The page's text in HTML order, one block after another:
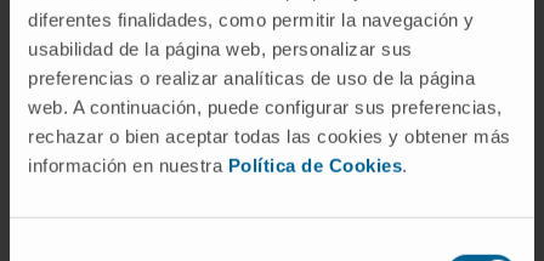
diferentes finalidades, como permitir la navegación y
usabilidad de la página web, personalizar sus
preferencias o realizar analíticas de uso de la página
web. A continuación, puede configurar sus preferencias,
rechazar o bien aceptar todas las cookies y obtener más
información en nuestra Política de Cookies.
bilateralidad en más de la mitad de los casos.
Preguntas frecuentes
¿Qué significa «poplíteo»?
Procede del latínpoples, poplitis, la corva o